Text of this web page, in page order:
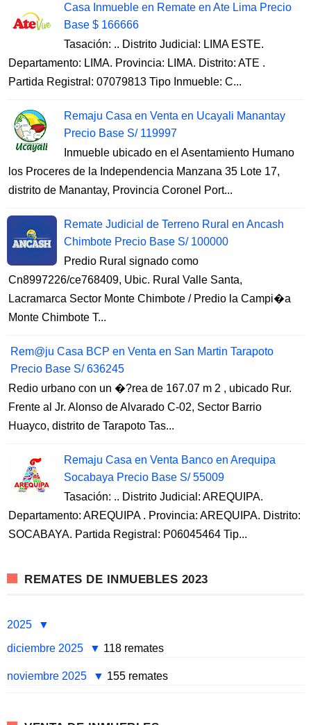
Casa Inmueble en Remate en Ate Lima Precio
Base $ 166666
Tasación: .. Distrito Judicial: LIMA ESTE.
Departamento: LIMA. Provincia: LIMA. Distrito: ATE .
Partida Registral: 07079813 Tipo Inmueble: C...
Remaju Casa en Venta en Ucayali Manantay
Precio Base S/ 119997
Inmueble ubicado en el Asentamiento Humano
los Proceres de la Independencia Manzana 35 Lote 17,
distrito de Manantay, Provincia Coronel Port...
Remate Judicial de Terreno Rural en Ancash
Chimbote Precio Base S/ 100000
Predio Rural signado como
Cn8997226/ce768409, Ubic. Rural Valle Santa,
Lacramarca Sector Monte Chimbote / Predio la Campi�a
Monte Chimbote T...
Rem@ju Casa BCP en Venta en San Martin Tarapoto
Precio Base S/ 636245
Redio urbano con un �?rea de 167.07 m 2 , ubicado Rur.
Frente al Jr. Alonso de Alvarado C-02, Sector Barrio
Huayco, distrito de Tarapoto Tas...
Remaju Casa en Venta Banco en Arequipa
Socabaya Precio Base S/ 55009
Tasación: .. Distrito Judicial: AREQUIPA.
Departamento: AREQUIPA . Provincia: AREQUIPA. Distrito:
SOCABAYA. Partida Registral: P06045464 Tip...
REMATES DE INMUEBLES 2023
2025
diciembre 2025
118 remates
noviembre 2025 155 remates